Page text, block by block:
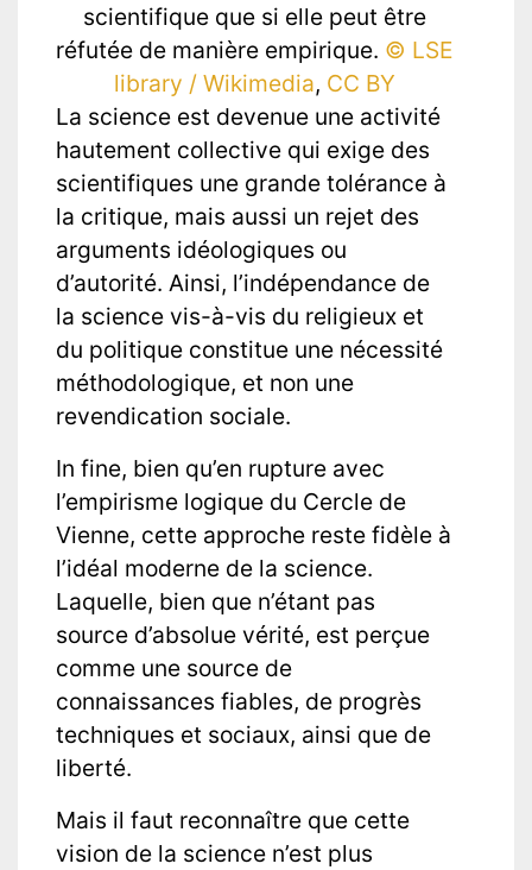
scientifique que si elle peut être
réfutée de manière empirique. © LSE
library / Wikimedia, CC BY
La science est devenue une activité
hautement collective qui exige des
scientifiques une grande tolérance à
la critique, mais aussi un rejet des
arguments idéologiques ou
d’autorité. Ainsi, l’indépendance de
la science vis-à-vis du religieux et
du politique constitue une nécessité
méthodologique, et non une
revendication sociale.
In fine, bien qu’en rupture avec
l’empirisme logique du Cercle de
Vienne, cette approche reste fidèle à
l’idéal moderne de la science.
Laquelle, bien que n’étant pas
source d’absolue vérité, est perçue
comme une source de
connaissances fiables, de progrès
techniques et sociaux, ainsi que de
liberté.
Mais il faut reconnaître que cette
vision de la science n’est plus